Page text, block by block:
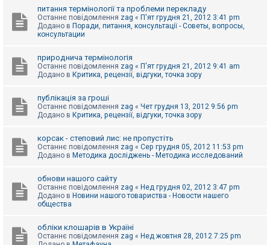
питання термінології та проблеми перекладу
Останнє повідомлення zag « П'ят грудня 21, 2012 3:41 pm
Додано в Поради, питання, консультації - Советы, вопросы,
консультации
природнича термінологія
Останнє повідомлення zag « П'ят грудня 21, 2012 9:41 am
Додано в Критика, рецензії, відгуки, точка зору
публікація за гроші
Останнє повідомлення zag « Чет грудня 13, 2012 9:56 pm
Додано в Критика, рецензії, відгуки, точка зору
корсак - степовий лис: не пропустіть
Останнє повідомлення zag « Сер грудня 05, 2012 11:53 pm
Додано в Методика досліджень - Методика исследований
обнови нашого сайту
Останнє повідомлення zag « Нед грудня 02, 2012 3:47 pm
Додано в Новини нашого товариства - Новости нашего
общества
обліки клошарів в Україні
Останнє повідомлення zag « Нед жовтня 28, 2012 7:25 pm